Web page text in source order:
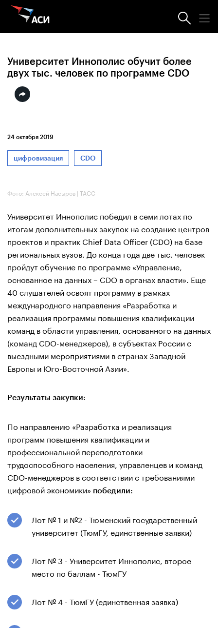
Новости АСИ
Университет Иннополис обучит более
двух тыс. человек по программе CDO
24 октября 2019
цифровизация CDO
Фото: Алексей Насыров | ТАСС
Университет Иннополис победил в семи лотах по
итогам дополнительных закупок на создание центров
проектов и практик Chief Data Officer (CDO) на базе
региональных вузов. До конца года две тыс. человек
пройдут обучение по программе «Управление,
основанное на данных – CDO в органах власти». Еще
40 слушателей освоят программу в рамках
международного направления «Разработка и
реализация программы повышения квалификации
команд в области управления, основанного на данных
(команд CDO-менеджеров), в субъектах России с
выездными мероприятиями в странах Западной
Европы и Юго-Восточной Азии».
Результаты закупки:
По направлению «Разработка и реализация
программ повышения квалификации и
профессиональной переподготовки
трудоспособного населения, управленцев и команд
CDO-менеджеров в соответствии с требованиями
цифровой экономики» победили:
Лот № 1 и №2 - Тюменский государственный
университет (ТюмГУ, единственные заявки)
Лот № 3 - Университет Иннополис, второе
место по баллам - ТюмГУ
Лот № 4 - ТюмГУ (единственная заявка)